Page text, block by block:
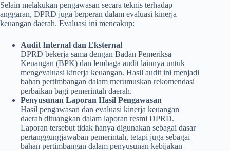
Selain melakukan pengawasan secara teknis terhadap
anggaran, DPRD juga berperan dalam evaluasi kinerja
keuangan daerah. Evaluasi ini mencakup:
Audit Internal dan Eksternal
DPRD bekerja sama dengan Badan Pemeriksa
Keuangan (BPK) dan lembaga audit lainnya untuk
mengevaluasi kinerja keuangan. Hasil audit ini menjadi
bahan pertimbangan dalam merumuskan rekomendasi
perbaikan bagi pemerintah daerah.
Penyusunan Laporan Hasil Pengawasan
Hasil pengawasan dan evaluasi kinerja keuangan
daerah dituangkan dalam laporan resmi DPRD.
Laporan tersebut tidak hanya digunakan sebagai dasar
pertanggungjawaban pemerintah, tetapi juga sebagai
bahan pertimbangan dalam penyusunan kebijakan